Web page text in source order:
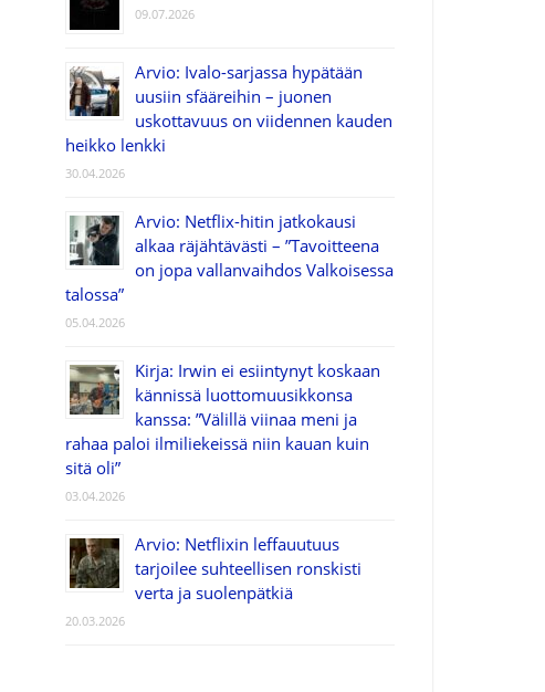
09.07.2026
Arvio: Ivalo-sarjassa hypätään
uusiin sfääreihin – juonen
uskottavuus on viidennen kauden
heikko lenkki
30.04.2026
Arvio: Netflix-hitin jatkokausi
alkaa räjähtävästi – ”Tavoitteena
on jopa vallanvaihdos Valkoisessa
talossa”
05.04.2026
Kirja: Irwin ei esiintynyt koskaan
kännissä luottomuusikkonsa
kanssa: ”Välillä viinaa meni ja
rahaa paloi ilmiliekeissä niin kauan kuin
sitä oli”
03.04.2026
Arvio: Netflixin leffauutuus
tarjoilee suhteellisen ronskisti
verta ja suolenpätkiä
20.03.2026